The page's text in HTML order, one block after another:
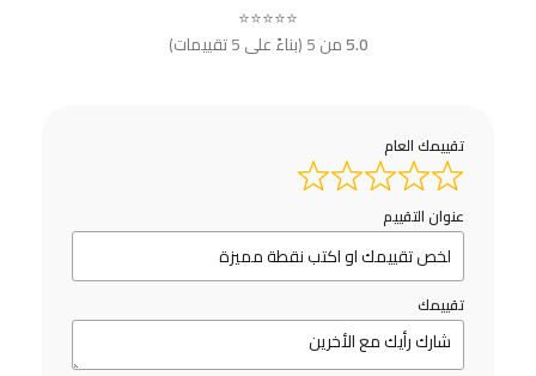
⭐⭐⭐⭐⭐
5.0من 5 (بناءً على 5 تقييمات)
تقييمك العام
عنوان التقييم
تقييمك